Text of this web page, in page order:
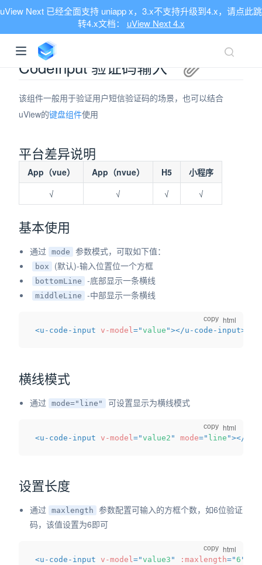
uView Next 已经全面支持 uniapp x，3.x不支持升级到4.x，请点此跳
转4.x文档： uView Next 4.x
CodeInput 验证码输入
该组件一般用于验证用户短信验证码的场景，也可以结合
uView的键盘组件使用
平台差异说明
App（vue） App（nvue） H5
小程序
√
√ √ √
基本使用
通过 mode 参数模式，可取如下值：
box (默认)-输入位置位一个方框
bottomLine -底部显示一条横线
middleLine -中部显示一条横线
<u-code-input v-model="value "></u-code-input>
copy
横线模式
通过 mode="line" 可设置显示为横线模式
<u-code-input v-model ="value2 " mode=" line "></
copy
设置长度
通过 maxlength
参数配置可输入的方框个数，如6位验证
码，该值设置为6即可
<u-code-input v-model="value3 " :maxlength="6 "
copy